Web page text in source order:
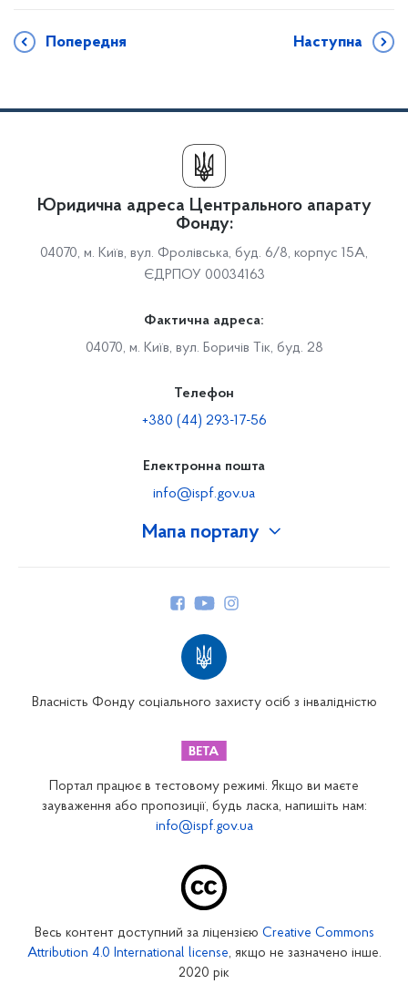
Попередня Наступна
Мапа порталу
Закарпатське відділення
Запорізьке відділення
Кіровоградське відділення
Юридична адреса Центрального апарату
Фонду:
04070, м. Київ, вул. Фролівська, буд. 6/8, корпус 15А,
ЄДРПОУ 00034163
Фактична адреса:
04070, м. Київ, вул. Боричів Тік, буд. 28
Телефон
+380 (44) 293-17-56
Електронна пошта
info@ispf.gov.ua
Власність Фонду соціального захисту осіб з інвалідністю
Портал працює в тестовому режимі. Якщо ви маєте
зауваження або пропозиції, будь ласка, напишіть нам:
info@ispf.gov.ua
Весь контент доступний за ліцензією Creative Commons
Attribution 4.0 International license, якщо не зазначено інше.
2020 рік